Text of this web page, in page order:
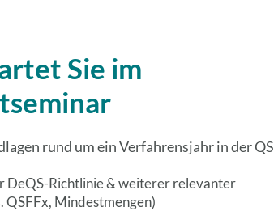
Sie im
rund um ein Verfahrensjahr in der QS
DeQS-Richtlinie & weiterer relevanter
QSFFx, Mindestmengen)